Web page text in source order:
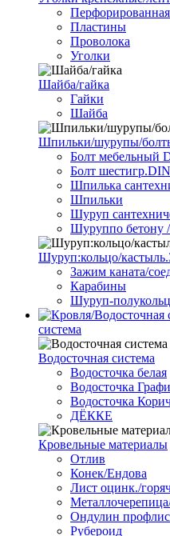
Перфорированная
Пластины
Проволока
Уголки
Шайба/гайка
Гайки
Шайба
Шпильки/шурупы/
Болт мебельный
Болт
Шпилька
Шпильки
Шуруп
Шуруппо бетону
Шуруп:кольцо/
Зажим каната/
Карабины
Шуруп-
система
Водосточная система
Водосточка белая
Водосточка
Водосточка
ДЁККЕ
Кровельные материалы
Отлив
Конек/Ендова
Лист оцинк./
Ондулин
Рубероид